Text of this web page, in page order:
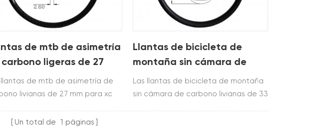
de mtb de asimetría
ligeras de 27
para xc
llantas de mtb de asimetría de
livianas de 27 mm para xc
& t800.las llantas de bicicleta
Llantas de bicicleta de
montaña sin cámara de
carbono livianas de 33 mm
para xc
Las llantas de bicicleta de montaña
sin cámara de carbono livianas de 33
Un total de 1 páginas